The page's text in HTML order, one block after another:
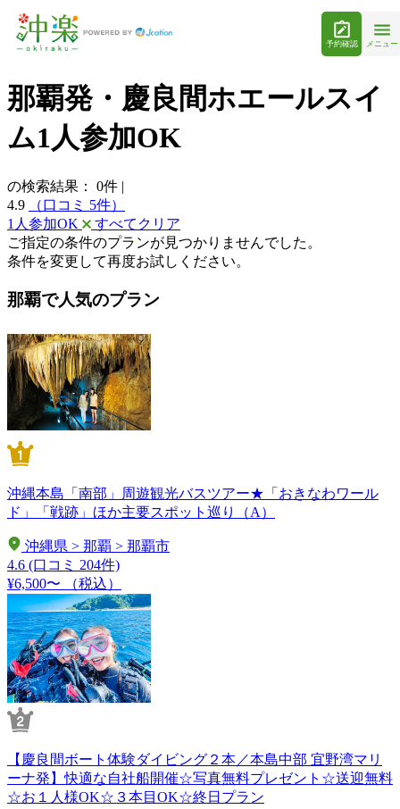
予約確認 メニュー
那覇発・慶良間ホエールスイ
ム1人参加OK
の検索結果： 0件 |
4.9
（口コミ 5件）
1人参加OK
すべてクリア
ご指定の条件のプランが見つかりませんでした。
条件を変更して再度お試しください。
那覇で人気のプラン
沖縄本島「南部」周遊観光バスツアー★「おきなわワール
ド」「戦跡」ほか主要スポット巡り（A）
沖縄県 > 那覇 > 那覇市
4.6 (口コミ 204件)
¥6,500〜
（税込）
【慶良間ボート体験ダイビング２本／本島中部 宜野湾マリ
ーナ発】快適な自社船開催☆写真無料プレゼント☆送迎無料
☆お１人様OK☆３本目OK☆終日プラン